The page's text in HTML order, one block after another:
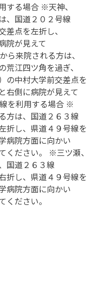
する場合 ※天神、
、 国道２０２号線
差点を左折し、
院が見えて
ら来院される方は、
荒江四ツ角を過ぎ、
の中村大学前交差点を
右側に病院が見えて
を利用する場合 ※
方は、 国道２６３線
折し、 県道４９号線を
病院方面に向かい
ください。
※三ツ瀬、
国道２６３線
折し、 県道４９号線を
病院方面に向かい
ください。